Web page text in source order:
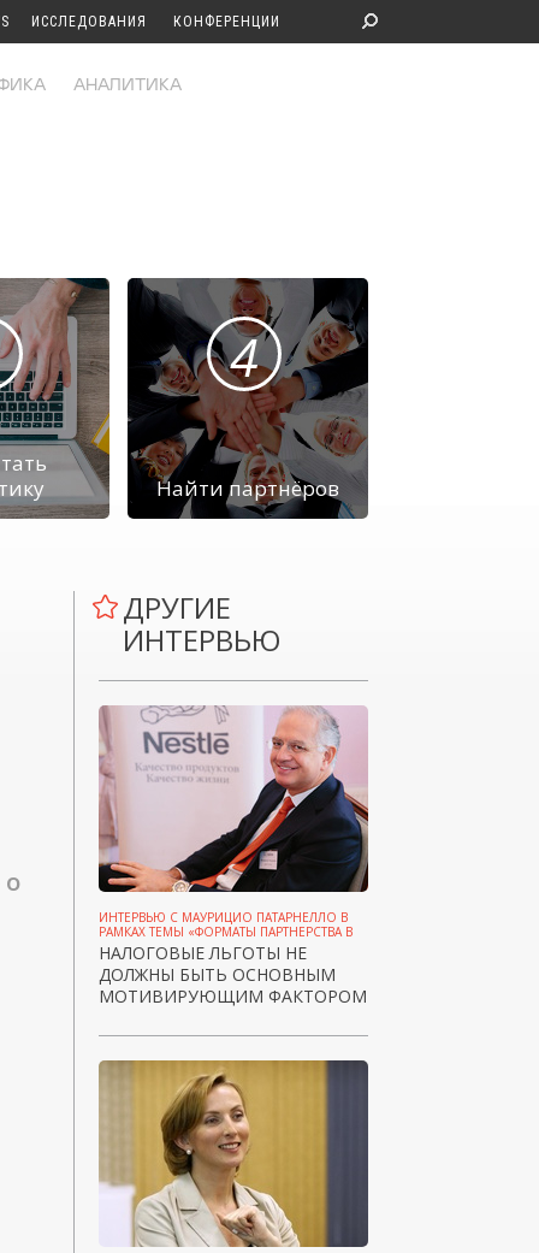
ИССЛЕДОВАНИЯ КОНФЕРЕНЦИИ
АНАЛИТИКА
4
Найти партнёров
о
ДРУГИЕ
ИНТЕРВЬЮ
ИНТЕРВЬЮ С МАУРИЦИО ПАТАРНЕЛЛО В
РАМКАХ ТЕМЫ «ФОРМАТЫ ПАРТНЕРСТВА В
КРИЗИС»
НАЛОГОВЫЕ ЛЬГОТЫ НЕ
ДОЛЖНЫ БЫТЬ ОСНОВНЫМ
МОТИВИРУЮЩИМ ФАКТОРОМ